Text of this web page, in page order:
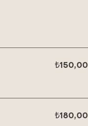
₺150,00
₺180,00